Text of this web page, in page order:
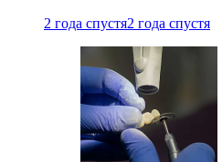
2 года спустя2 года спустя